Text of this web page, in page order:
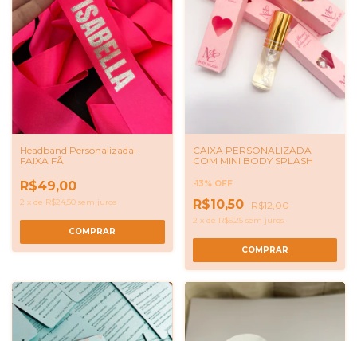
Headband Personalizada-
FAIXA FÃ
R$49,00
2 x de R$24,50 sem juros
COMPRAR
CAIXA PERSONALIZADA
COM MINI BODY SPLASH
-13% OFF
R$10,50 R$12,00
2 x de R$5,25 sem juros